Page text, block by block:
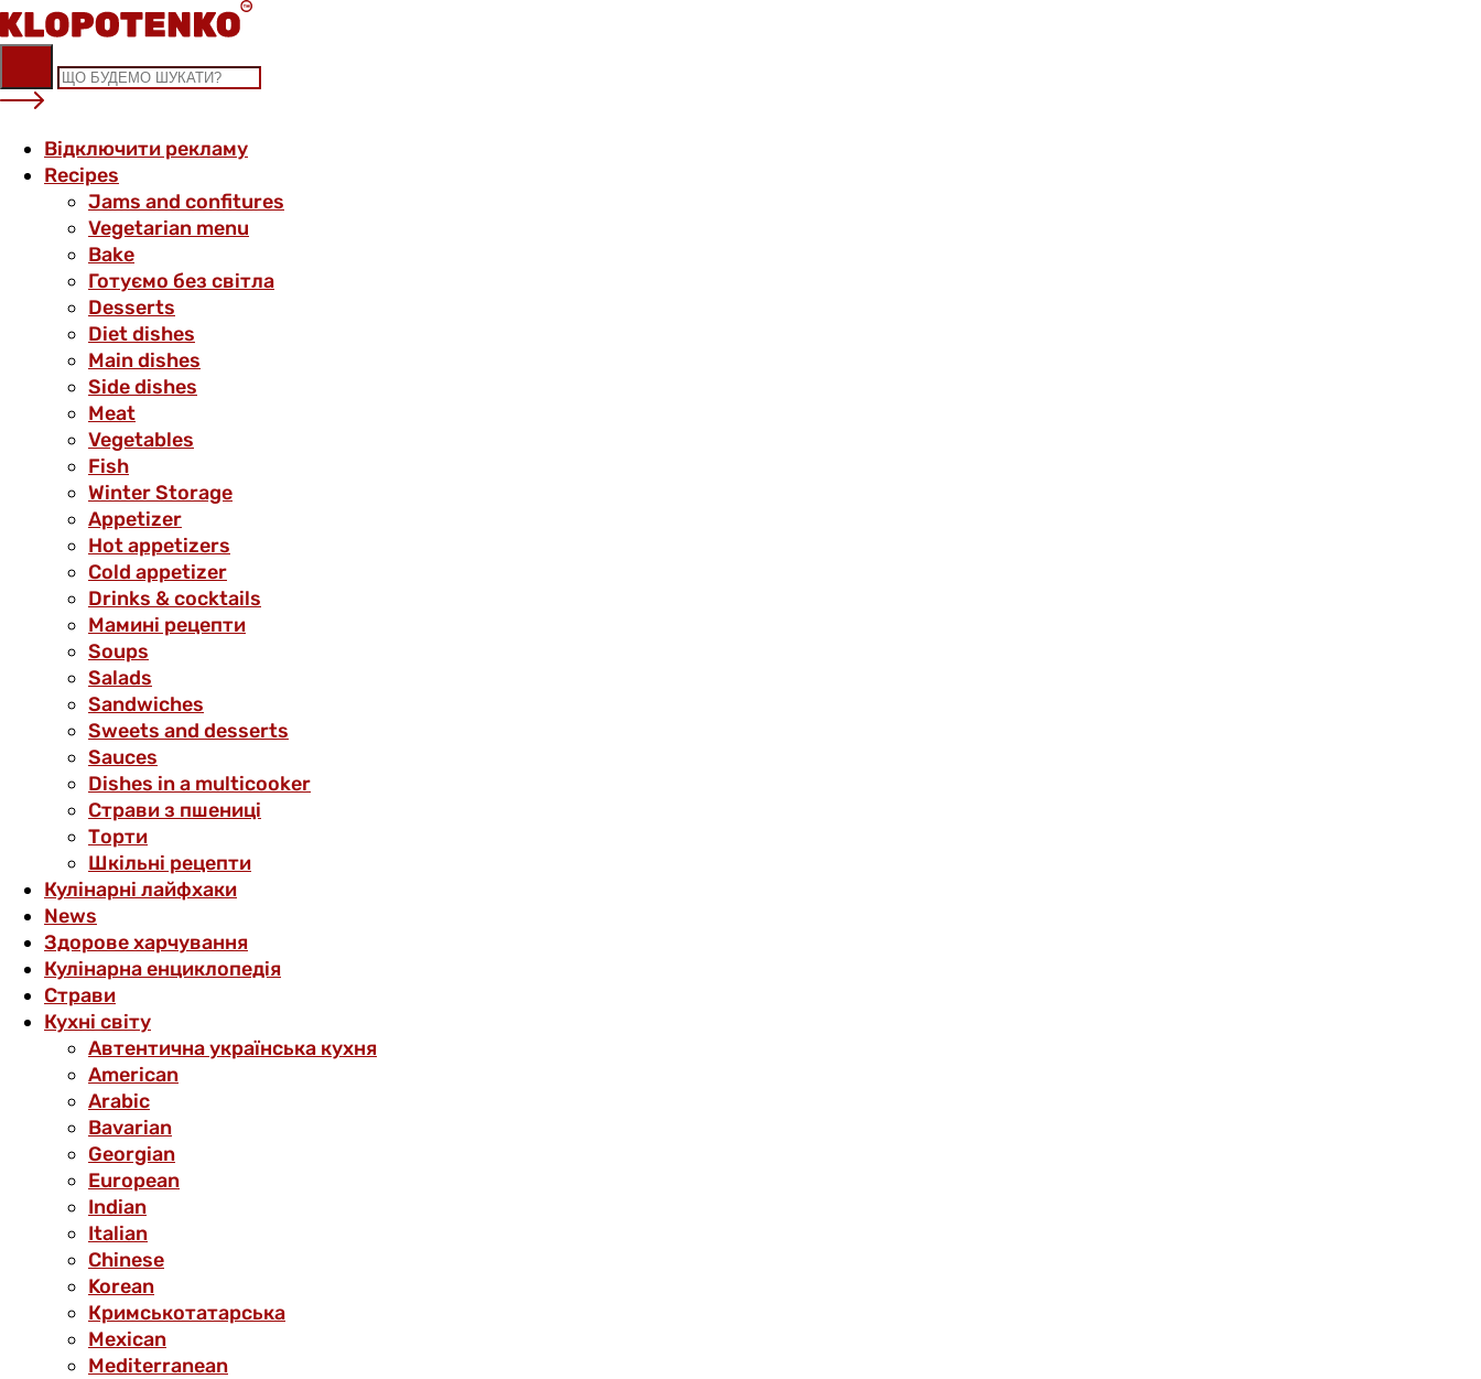
Skip
to
content
Відключити рекламу
Recipes
Jams and confitures
Vegetarian menu
Bake
Готуємо без світла
Desserts
Diet dishes
Main dishes
Side dishes
Meat
Vegetables
Fish
Winter Storage
Аppetizer
Hot appetizers
Cold appetizer
Drinks & cocktails
Мамині рецепти
Soups
Salads
Sandwiches
Sweets and desserts
Sauces
Dishes in a multicooker
Страви з пшениці
Торти
Шкільні рецепти
Кулінарні лайфхаки
News
Здорове харчування
Кулінарна енциклопедія
Страви
Кухні світу
Автентична українська кухня
American
Arabic
Bavarian
Georgian
European
Indian
Italian
Chinese
Korean
Кримськотатарська
Mexican
Mediterranean